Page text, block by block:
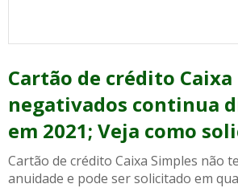
Cartão de crédito Caixa
negativados continua
em 2021; Veja como
Cartão de crédito Caixa Simples não
anuidade e pode ser solicitado em